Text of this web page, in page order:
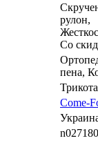
рулон,
Со
пена,
Come-